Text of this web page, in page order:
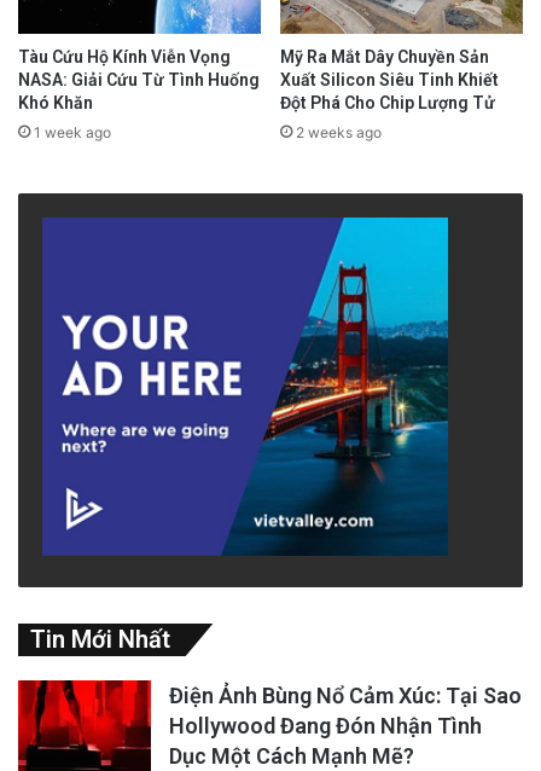
Tàu Cứu Hộ Kính Viễn Vọng
NASA: Giải Cứu Từ Tình Huống
Khó Khăn
1 week ago
Mỹ Ra Mắt Dây Chuyền Sản
Xuất Silicon Siêu Tinh Khiết
Đột Phá Cho Chip Lượng Tử
2 weeks ago
Tin Mới Nhất
Điện Ảnh Bùng Nổ Cảm Xúc: Tại Sao
Hollywood Đang Đón Nhận Tình
Dục Một Cách Mạnh Mẽ?